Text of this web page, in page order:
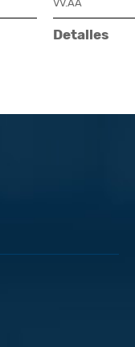
Detalles